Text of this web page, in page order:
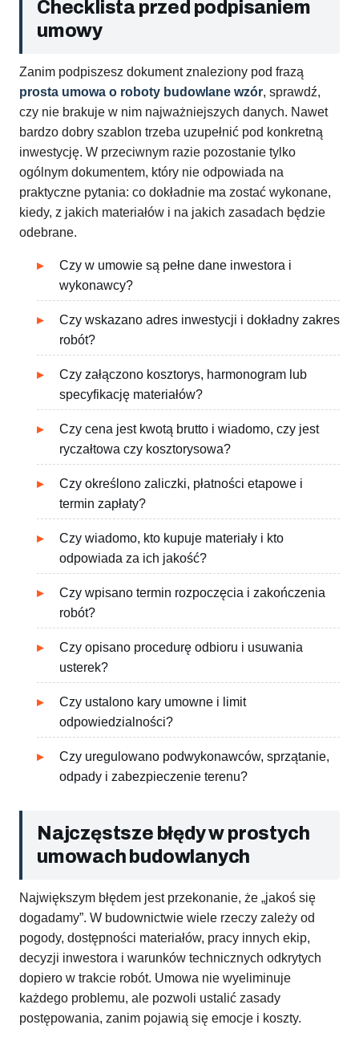
Checklista przed podpisaniem
umowy
Zanim podpiszesz dokument znaleziony pod frazą
prosta umowa o roboty budowlane wzór, sprawdź,
czy nie brakuje w nim najważniejszych danych. Nawet
bardzo dobry szablon trzeba uzupełnić pod konkretną
inwestycję. W przeciwnym razie pozostanie tylko
ogólnym dokumentem, który nie odpowiada na
praktyczne pytania: co dokładnie ma zostać wykonane,
kiedy, z jakich materiałów i na jakich zasadach będzie
odebrane.
Czy w umowie są pełne dane inwestora i
wykonawcy?
Czy wskazano adres inwestycji i dokładny zakres
robót?
Czy załączono kosztorys, harmonogram lub
specyfikację materiałów?
Czy cena jest kwotą brutto i wiadomo, czy jest
ryczałtowa czy kosztorysowa?
Czy określono zaliczki, płatności etapowe i
termin zapłaty?
Czy wiadomo, kto kupuje materiały i kto
odpowiada za ich jakość?
Czy wpisano termin rozpoczęcia i zakończenia
robót?
Czy opisano procedurę odbioru i usuwania
usterek?
Czy ustalono kary umowne i limit
odpowiedzialności?
Czy uregulowano podwykonawców, sprzątanie,
odpady i zabezpieczenie terenu?
Najczęstsze błędy w prostych
umowach budowlanych
Największym błędem jest przekonanie, że „jakoś się
dogadamy”. W budownictwie wiele rzeczy zależy od
pogody, dostępności materiałów, pracy innych ekip,
decyzji inwestora i warunków technicznych odkrytych
dopiero w trakcie robót. Umowa nie wyeliminuje
każdego problemu, ale pozwoli ustalić zasady
postępowania, zanim pojawią się emocje i koszty.